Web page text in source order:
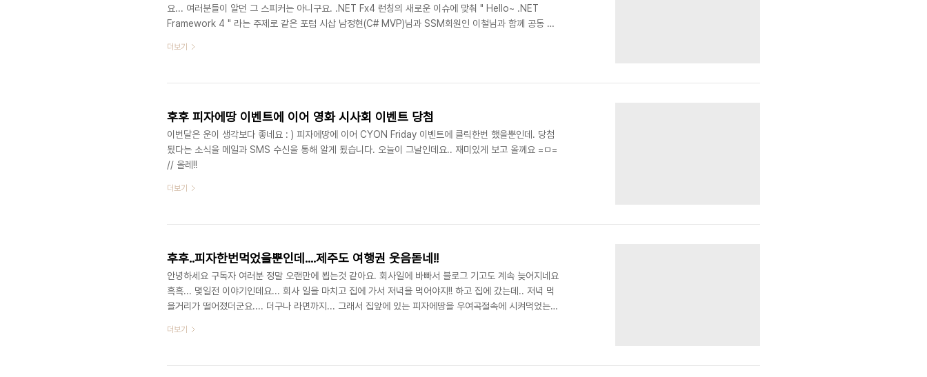
요... 여러분들이 알던 그 스피커는 아니구요. .NET Fx4 런칭의 새로운 이슈에 맞춰 " Hello~ .NET
Framework 4 " 라는 주제로 같은 포럼 시삽 남정현(C# MVP)님과 SSM회원인 이철님과 함께 공동 세
영향으로 몇명이 오실지 ^^; 이번 세미나를 준비하면서 말하지 못하는 상황이 있었어요 .. 예제 코드를 만드
했는데요. 그 과정중 백업본으로 남겨둔 ppt 파일이 덮어..
더보기
후후 피자에땅 이벤트에 이어 영화 시사회 이벤트 당첨
이번달은 운이 생각보다 좋네요 : ) 피자에땅에 이어 CYON Friday 이벤트에 클릭한번 했을뿐인데. 당첨
됬다는 소식을 메일과 SMS 수신을 통해 알게 됬습니다. 오늘이 그날인데요.. 재미있게 보고 올께요 =ㅁ=
// 올레!!
더보기
후후..피자한번먹었을뿐인데....제주도 여행권 웃음돋네!!
안녕하세요 구독자 여러분 정말 오랜만에 뵙는것 같아요. 회사일에 바빠서 블로그 기고도 계속 늦어지네요
흑흑... 몇일전 이야기인데요... 회사 일을 마치고 집에 가서 저녁을 먹어야지!! 하고 집에 갔는데.. 저녁 먹
을거리가 떨어졌더군요.... 더구나 라면까지... 그래서 집앞에 있는 피자에땅을 우여곡절속에 시켜먹었는데.
지나 버리려고 보니깐 무언가 이벤트 복권이더군요.. 그래서 긁었더니.. Go Go summer! 특별 상품인 제
텔/팬션+렌터48시간 에 대해서 지원을 해준다는데 이왕이면 ..
더보기